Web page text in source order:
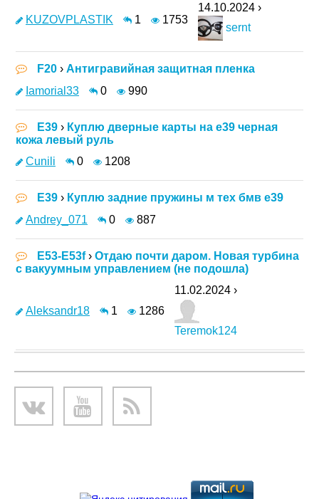
KUZOVPLASTIK 1 1753
14.10.2024 ›
sernt
F20 › Антигравийная защитная пленка
Iamorial33
0 990
E39 › Куплю дверные карты на е39 черная
кожа левый руль
Cunili
0 1208
E39 › Куплю задние пружины м тех бмв е39
Andrey_071
0 887
E53-E53f› Отдаю почти даром. Новая турбина
с вакуумным управлением (не подошла)
Aleksandr18 1 1286
11.02.2024 ›
Teremok124